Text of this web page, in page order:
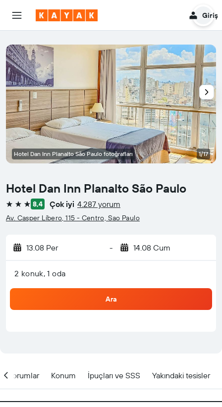
Giriş
Hotel Dan Inn Planalto São Paulo
3 yıldız 8,4 Çok iyi 4.287 yorum
Av. Casper Líbero, 115 - Centro, Sao Paulo
13.08 Per - 14.08 Cum
2 konuk, 1 oda
Ara
Hotel Dan Inn Planalto São Paulo fotoğrafları 1/17
Yorumlar Konum İpuçları ve SSS Yakındaki tesisler